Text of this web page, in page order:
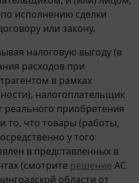
исполнению сделки
или закону.
налоговую выгоду (в
расходов при
в рамках
налогоплательщик
реального приобретения
то, что товары (работы,
у того
в представленных в
(смотрите решение АС
области от